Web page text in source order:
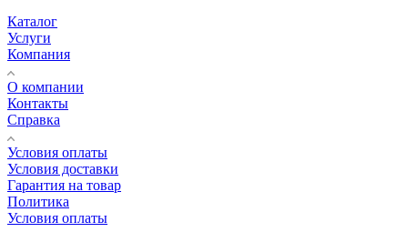
Каталог
Услуги
Компания
О компании
Контакты
Справка
Условия оплаты
Условия доставки
Гарантия на товар
Политика
Условия оплаты